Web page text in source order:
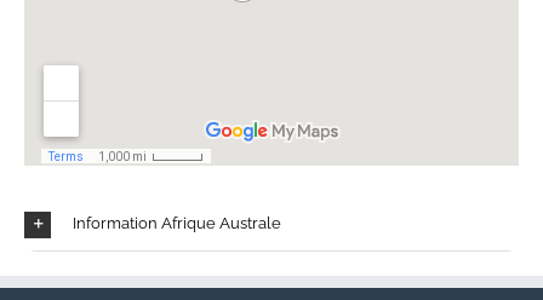
Information Afrique Australe